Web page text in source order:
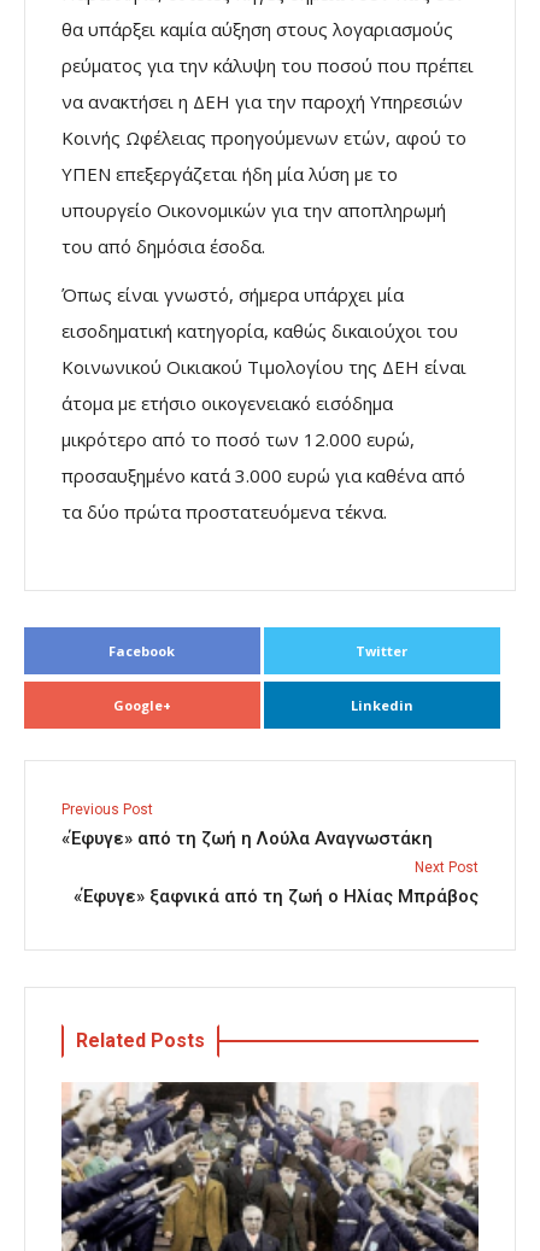
θα υπάρξει καμία αύξηση στους λογαριασμούς
ρεύματος για την κάλυψη του ποσού που πρέπει
να ανακτήσει η ΔΕΗ για την παροχή Υπηρεσιών
Κοινής Ωφέλειας προηγούμενων ετών, αφού το
ΥΠΕΝ επεξεργάζεται ήδη μία λύση με το
υπουργείο Οικονομικών για την αποπληρωμή
του από δημόσια έσοδα.
Όπως είναι γνωστό, σήμερα υπάρχει μία
εισοδηματική κατηγορία, καθώς δικαιούχοι του
Κοινωνικού Οικιακού Τιμολογίου της ΔΕΗ είναι
άτομα με ετήσιο οικογενειακό εισόδημα
μικρότερο από το ποσό των 12.000 ευρώ,
προσαυξημένο κατά 3.000 ευρώ για καθένα από
τα δύο πρώτα προστατευόμενα τέκνα.
Facebook Twitter
Google+ Linkedin
Previous Post
«Έφυγε» από τη ζωή η Λούλα Αναγνωστάκη
Next Post
«Έφυγε» ξαφνικά από τη ζωή ο Ηλίας Μπράβος
Related Posts